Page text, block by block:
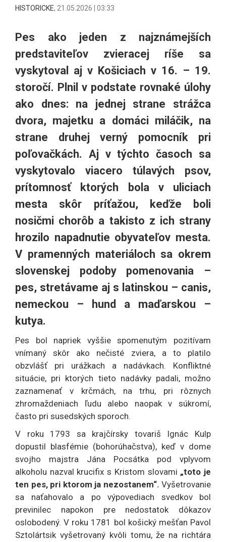
HISTORICKE, 21.05.2026 | 03:33
Pes ako jeden z najznámejších
predstaviteľov zvieracej ríše sa
vyskytoval aj v Košiciach v 16. – 19.
storočí. Plnil v podstate rovnaké úlohy
ako dnes: na jednej strane strážca
dvora, majetku a domáci miláčik, na
strane druhej verný pomocník pri
poľovačkách. Aj v týchto časoch sa
vyskytovalo viacero túlavých psov,
prítomnosť ktorých bola v uliciach
mesta skôr príťažou, keďže boli
nosičmi chorôb a takisto z ich strany
hrozilo napadnutie obyvateľov mesta.
V pramenných materiáloch sa okrem
slovenskej podoby pomenovania –
pes, stretávame aj s latinskou – canis,
nemeckou – hund a maďarskou –
kutya.
Pes bol napriek vyššie spomenutým pozitívam
vnímaný skôr ako nečisté zviera, a to platilo
obzvlášť pri urážkach a nadávkach. Konfliktné
situácie, pri ktorých tieto nadávky padali, možno
zaznamenať v krčmách, na trhu, pri rôznych
zhromaždeniach ľudu alebo naopak v súkromí,
často pri susedských sporoch.
V roku 1793 sa krajčírsky tovariš Ignác Kulp
dopustil blasfémie (bohorúhačstva), keď v dome
svojho majstra Jána Pocsátka pod vplyvom
alkoholu nazval krucifix s Kristom slovami „toto je
ten pes, pri ktorom ja nezostanem“. Vyšetrovanie
sa naťahovalo a po výpovediach svedkov bol
previnilec napokon pre nedostatok dôkazov
oslobodený. V roku 1781 bol košický mešťan Pavol
Sztolártsik vyšetrovaný kvôli tomu, že na richtára